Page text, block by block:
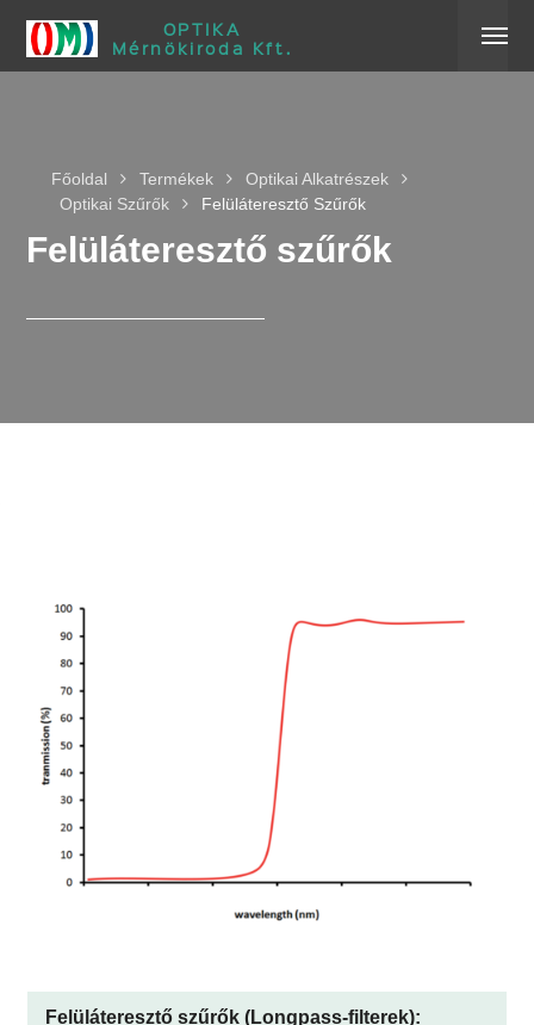
OPTIKA
Mérnökiroda Kft.
Főoldal Termékek
Optikai Alkatrészek
Optikai Szűrők
Felüláteresztő Szűrők
Felüláteresztő szűrők
Felüláteresztő szűrők (Longpass-filterek):